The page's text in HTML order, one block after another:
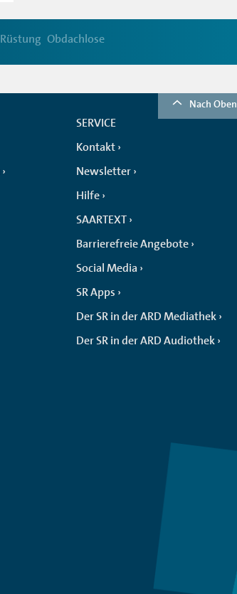
Rüstung Obdachlose
Nach Oben
SERVICE
Kontakt
Newsletter
Hilfe
SAARTEXT
Barrierefreie Angebote
Social Media
SR Apps
Der SR in der ARD Mediathek
Der SR in der ARD Audiothek